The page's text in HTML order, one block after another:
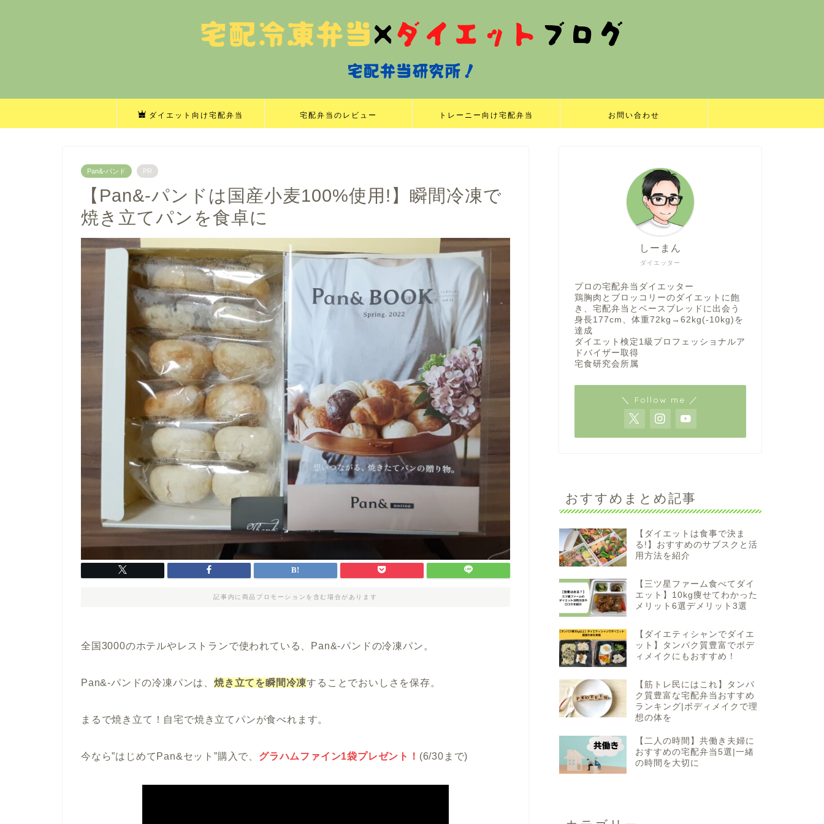
ダイエット向け宅配弁当 宅配弁当のレビュー トレーニー向け宅配弁当 お問い合わせ
Pan&-パンド PR
【Pan&-パンドは国産小麦100%使用!】瞬間冷凍で
焼き立てパンを食卓に
記事内に商品プロモーションを含む場合があります
全国3000のホテルやレストランで使われている、Pan&-パンドの冷凍パン。
Pan&-パンドの冷凍パンは、 焼き立てを瞬間冷凍することでおいしさを保存。
まるで焼き立て！自宅で焼き立てパンが食べれます。
今なら”はじめてPan&セット”購入で、 グラハムファイン1袋プレゼント！ (6/30まで)
ダイエッター
しーまん
プロの宅配弁当ダイエッター
鶏胸肉とブロッコリーのダイエットに飽
き、宅配弁当とベースブレッドに出会う
身長177cm、体重72kg→62kg(-10kg)を
達成
ダイエット検定1級プロフェッショナルア
ドバイザー取得
宅食研究会所属
＼ Follow me ／
おすすめまとめ記事
【ダイエットは食事で決ま
る!】おすすめのサブスクと活
用方法を紹介
【三ツ星ファーム食べてダイ
エット】10kg痩せてわかった
メリット6選デメリット3選
【ダイエティシャンでダイエ
ット】タンパク質豊富でボデ
ィメイクにもおすすめ！
【筋トレ民にはこれ】タンパ
ク質豊富な宅配弁当おすすめ
ランキング|ボディメイクで理
想の体を
【二人の時間】共働き夫婦に
おすすめの宅配弁当5選|一緒
の時間を大切に